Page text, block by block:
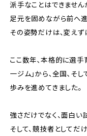
派手なことはできません
足元を固めながら前へ進
その姿勢だけは、変えず
ここ数年、本格的に選
一ジム」から、全国、そ
歩みを進めてきました。
強さだけでなく、面白い
そして、競技者としてだ